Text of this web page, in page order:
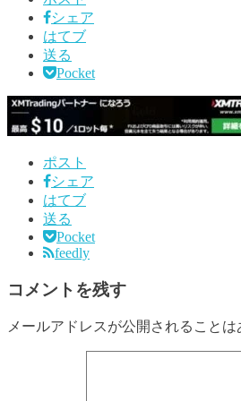
シェア
はてブ
送る
Pocket
ポスト
シェア
はてブ
送る
Pocket
feedly
コメントを残す
メールアドレスが公開されることは